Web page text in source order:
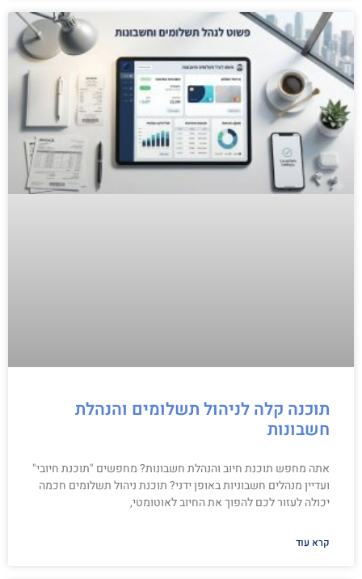
תוכנה קלה לניהול תשלומים והנהלת
חשבונות
אתה מחפש תוכנת חיוב והנהלת חשבונות? מחפשים "תוכנת חיובי"
ועדיין מנהלים חשבוניות באופן ידני? תוכנת ניהול תשלומים חכמה
יכולה לעזור לכם להפוך את החיוב לאוטומטי,
קרא עוד